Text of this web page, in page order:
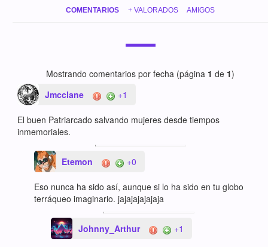
COMENTARIOS + VALORADOS AMIGOS
Mostrando comentarios por fecha (página 1 de 1)
Jmcclane
+1
El buen Patriarcado salvando mujeres desde tiempos
inmemoriales.
Etemon +0
Eso nunca ha sido así, aunque si lo ha sido en tu globo
terráqueo imaginario. jajajajajajaja
Johnny_Arthur +1